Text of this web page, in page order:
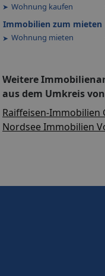
Wohnung kaufen
Immobilien zum mieten
Wohnung mieten
Weitere
aus dem Umkreis
Raiffeisen-Immobilien
Nordsee Immobilien